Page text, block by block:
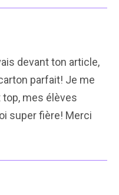
devant ton article,
parfait! Je me
mes élèves
super fière! Merci